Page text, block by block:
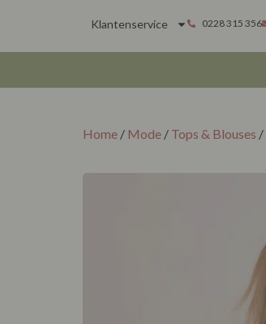
Klantenservice 0228 315 356
Home / Mode / Tops & Blouses /